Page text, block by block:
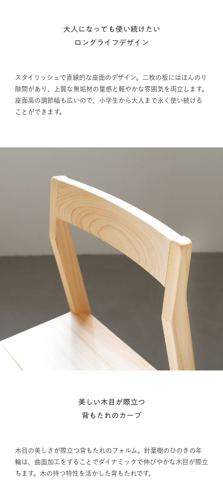
大人になっても使い続けたい
ロングライフデザイン
スタイリッシュで直線的な座面のデザイン。二枚の板にはほんのり
隙間があり、上質な無垢材の量感と軽やかな雰囲気を両立します。
座面高の調節幅も広いので、小学生から大人まで永く使い続ける
ことができます。
美しい木目が際立つ
背もたれのカーブ
木目の美しさが際立つ背もたれのフォルム。針葉樹のひのきの年
輪は、曲面加工をすることでダイナミックで伸びやかな木目が際立
ちます。木の持つ特性を活かした背もたれです。